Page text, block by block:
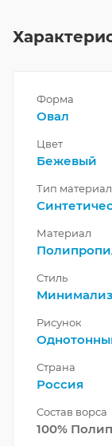
Форма
Овал
Цвет
Бежевый
Тип
Материал
Стиль
Рисунок
Страна
Россия
Состав ворса
100%